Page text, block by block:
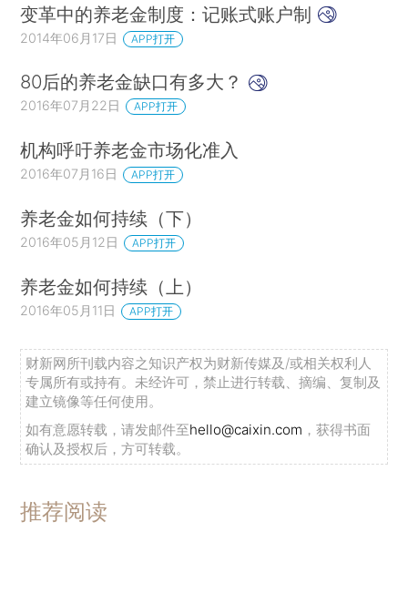
变革中的养老金制度：记账式账户制
2014年06月17日 APP打开
80后的养老金缺口有多大？
2016年07月22日 APP打开
机构呼吁养老金市场化准入
2016年07月16日 APP打开
养老金如何持续（下）
2016年05月12日 APP打开
养老金如何持续（上）
2016年05月11日 APP打开
财新网所刊载内容之知识产权为财新传媒及/或相关权利人
专属所有或持有。未经许可，禁止进行转载、摘编、复制及
建立镜像等任何使用。
如有意愿转载，请发邮件至hello@caixin.com ，获得书面
确认及授权后，方可转载。
推荐阅读